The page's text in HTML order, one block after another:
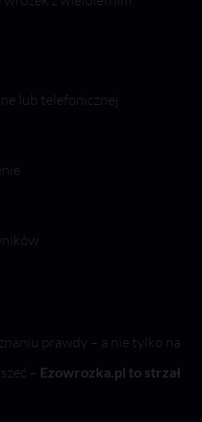
lub telefonicznej
prawdy – a nie tylko na
– Ezowrozka.pl to strzał